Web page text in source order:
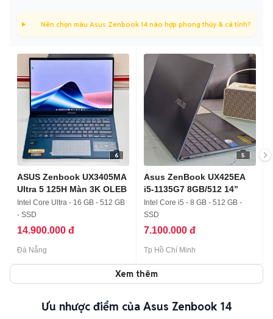
Nên chọn màu Asus Zenbook 14 nào hợp phong thủy & cá tính?
6
ASUS Zenbook UX3405MA
Ultra 5 125H Màn 3K OLEB
Intel Core Ultra - 16 GB - 512 GB
- SSD
14.900.000 đ
Đà Nẵng
5
Asus ZenBook UX425EA
i5-1135G7 8GB/512 14”
Intel Core i5 - 8 GB - 512 GB -
SSD
7.100.000 đ
Tp Hồ Chí Minh
Xem thêm
Ưu nhược điểm của Asus Zenbook 14